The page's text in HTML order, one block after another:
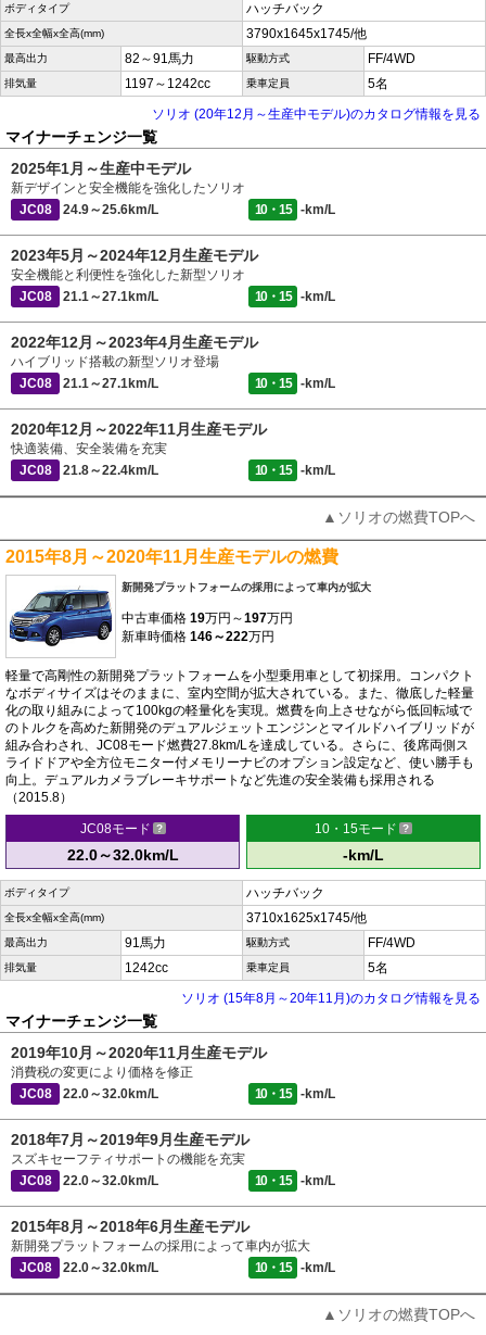
ボディタイプ ハッチバック
全長x全幅x全高(mm) 3790x1645x1745/他
最高出力 82～91馬力 駆動方式 FF/4WD
排気量 1197～1242cc 乗車定員
5名
ソリオ (20年12月～生産中モデル)のカタログ情報を見る
マイナーチェンジ一覧
2025年1月～生産中モデル
新デザインと安全機能を強化したソリオ
JC08
24.9～25.6km/L 10・15 -km/L
2023年5月～2024年12月生産モデル
安全機能と利便性を強化した新型ソリオ
JC08
21.1～27.1km/L 10・15 -km/L
2022年12月～2023年4月生産モデル
ハイブリッド搭載の新型ソリオ登場
JC08
21.1～27.1km/L 10・15 -km/L
2020年12月～2022年11月生産モデル
快適装備、安全装備を充実
JC08
21.8～22.4km/L 10・15 -km/L
▲ソリオの燃費TOPへ
2015年8月～2020年11月生産モデルの燃費
新開発プラットフォームの採用によって車内が拡大
中古車価格 19万円～197万円
新車時価格 146～222万円
軽量で高剛性の新開発プラットフォームを小型乗用車として初採用。コンパクト
なボディサイズはそのままに、室内空間が拡大されている。また、徹底した軽量
化の取り組みによって100kgの軽量化を実現。燃費を向上させながら低回転域で
のトルクを高めた新開発のデュアルジェットエンジンとマイルドハイブリッドが
組み合わされ、JC08モード燃費27.8km/Lを達成している。さらに、後席両側ス
ライドドアや全方位モニター付メモリーナビのオプション設定など、使い勝手も
向上。デュアルカメラブレーキサポートなど先進の安全装備も採用される
（2015.8）
JC08モード
22.0～32.0km/L
10・15モード
-km/L
ボディタイプ ハッチバック
全長x全幅x全高(mm) 3710x1625x1745/他
最高出力 91馬力 駆動方式 FF/4WD
排気量 1242cc 乗車定員
5名
ソリオ (15年8月～20年11月)のカタログ情報を見る
マイナーチェンジ一覧
2019年10月～2020年11月生産モデル
消費税の変更により価格を修正
JC08
22.0～32.0km/L 10・15 -km/L
2018年7月～2019年9月生産モデル
スズキセーフティサポートの機能を充実
JC08
22.0～32.0km/L 10・15 -km/L
2015年8月～2018年6月生産モデル
新開発プラットフォームの採用によって車内が拡大
JC08
22.0～32.0km/L 10・15 -km/L
▲ソリオの燃費TOPへ